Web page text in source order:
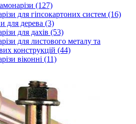
(127)
для гіпсокартоних систем (16)
для дерева (3)
для дахів (53)
для листового металу та
конструкцій (44)
віконні (11)